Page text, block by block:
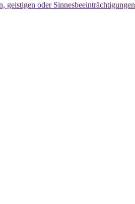
oder Sinnesbeeinträchtigungen